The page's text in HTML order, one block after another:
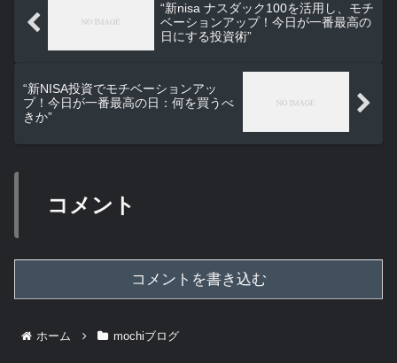
“新nisa ナスダック100を活用し、モチ
ベーションアップ！今日が一番最高の
日にする投資術”
“新NISA投資でモチベーションアッ
プ！今日が一番最高の日：何を買うべ
きか”
コメント
コメントを書き込む
ホーム mochiブログ